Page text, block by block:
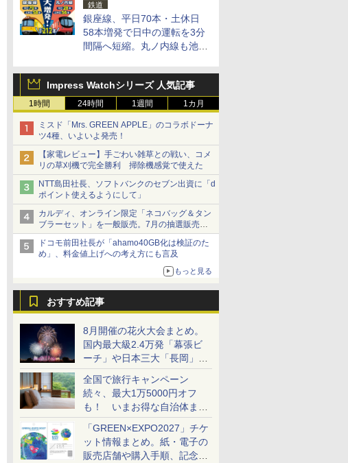
鉄道
銀座線、平日70本・土休日
58本増発で日中の運転を3分
間隔へ短縮。丸ノ内線も池袋
Impress Watchシリーズ 人気記事
1時間 24時間 1週間 1カ月
ミスド「Mrs. GREEN APPLE」のコラボドーナ
ツ4種、いよいよ発売！
【家電レビュー】手ごわい雑草との戦い、コメ
リの草刈機で完全勝利 掃除機感覚で使えた
NTT島田社長、ソフトバンクのセブン出資に「d
ポイント使えるようにして」
カルディ、オンライン限定「ネコバッグ＆タン
ブラーセット」を一般販売。7月の抽選販売の
当選無効分
ドコモ前田社長が「ahamo40GB化は検証のた
め」、料金値上げへの考え方にも言及
もっと見る
おすすめ記事
8月開催の花火大会まとめ。
国内最大級2.4万発「幕張ビ
ーチ」や日本三大「長岡」な
ど大型イベント目白押し！
全国で旅行キャンペーン
続々、最大1万5000円オフ
も！ いまお得な自治体まと
め
「GREEN×EXPO2027」チケ
ット情報まとめ。紙・電子の
販売店舗や購入手順、記念チ